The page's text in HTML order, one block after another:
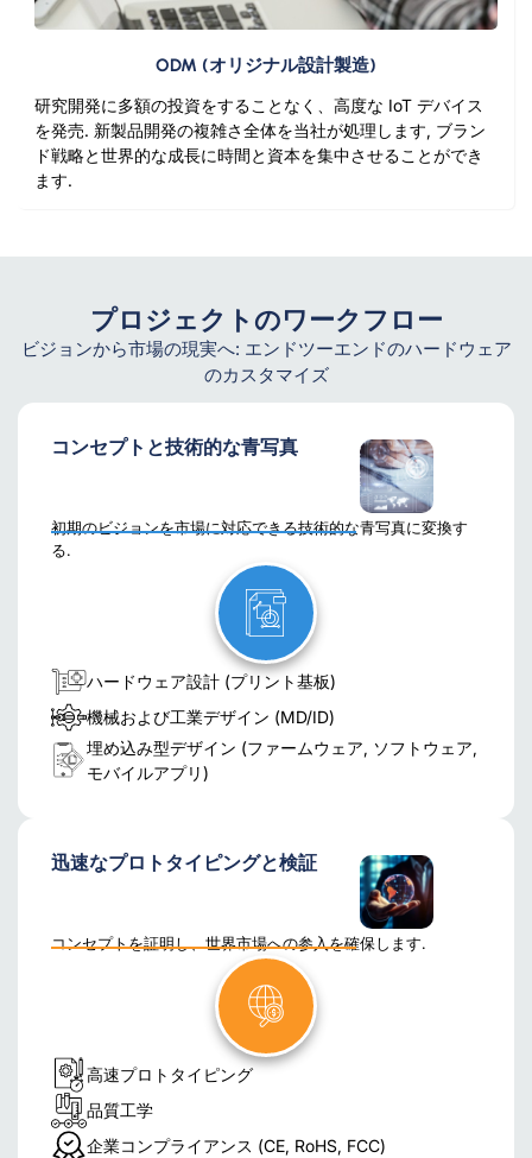
ODM (オリジナル設計製造)
研究開発に多額の投資をすることなく、高度な IoT デバイス
を発売. 新製品開発の複雑さ全体を当社が処理します, ブラン
ド戦略と世界的な成長に時間と資本を集中させることができ
ます.
プロジェクトのワークフロー
ビジョンから市場の現実へ: エンドツーエンドのハードウェア
のカスタマイズ
コンセプトと技術的な青写真
初期のビジョンを市場に対応できる技術的な青写真に変換す
る.
ハードウェア設計 (プリント基板)
機械および工業デザイン (MD/ID)
埋め込み型デザイン (ファームウェア, ソフトウェア,
モバイルアプリ)
迅速なプロトタイピングと検証
コンセプトを証明し、世界市場への参入を確保します.
高速プロトタイピング
品質工学
企業コンプライアンス (CE, RoHS, FCC)